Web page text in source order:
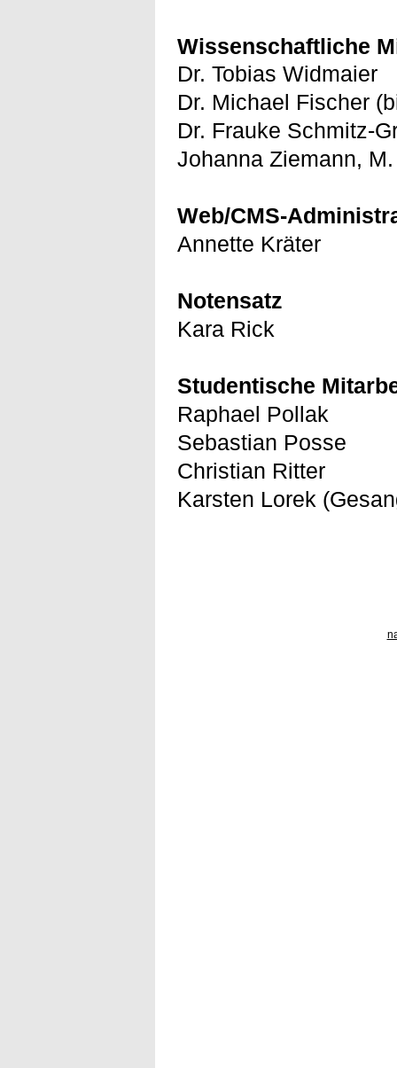
Wissenschaftliche
Dr. Tobias Widmaier
Dr. Michael Fischer
Dr. Frauke Schmitz-
Johanna Ziemann,
Web/CMS-
Annette Kräter
Notensatz
Kara Rick
Studentische
Raphael Pollak
Sebastian Posse
Christian Ritter
Karsten Lorek